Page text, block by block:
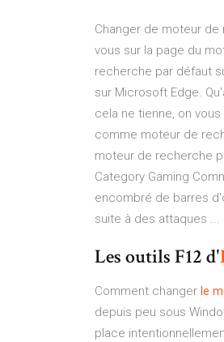
Changer de moteur
vous sur la page du
recherche par défaut
sur Microsoft Edge.
cela ne tienne, on
comme moteur de
moteur de recherche
Category Gaming
encombré de barres
suite à des attaques ...
Les outils F12 d'
Comment changer le
depuis peu sous
place